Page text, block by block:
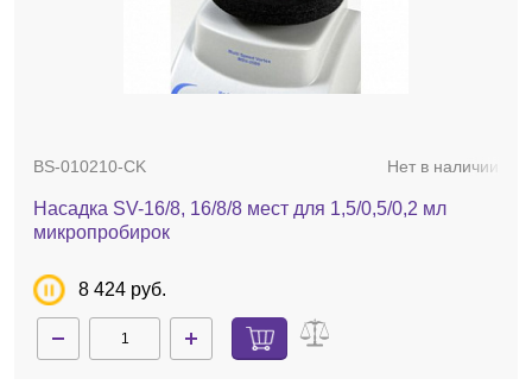
Насадка SV-10/10, 10 мест для 10 мл (12 мм)
BS-010210-CK Нет в наличии
Насадка SV-16/8, 16/8/8 мест для 1,5/0,5/0,2 мл
микропробирок
8 424 руб.